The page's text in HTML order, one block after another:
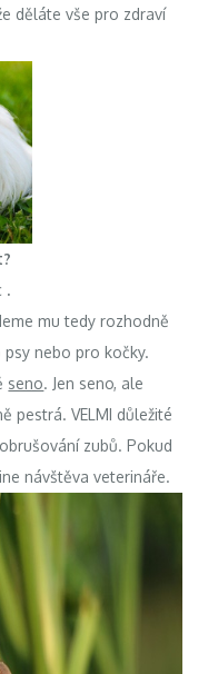
děláte vše pro zdraví
.
mu tedy rozhodně
nebo pro kočky.
seno. Jen seno, ale
pestrá. VELMI důležité
zubů. Pokud
návštěva veterináře.